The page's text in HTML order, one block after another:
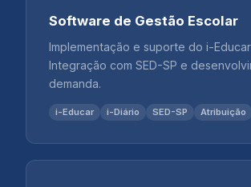
Software de Gestão Escolar
Implementação e suporte do i-
Integração com SED-SP e
demanda.
i-Educar i-Diário SED-SP Atribuição